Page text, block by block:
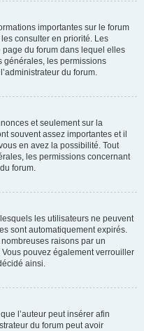
importantes sur le forum
consulter en priorité. Les
du forum dans lequel elles
générales, les permissions
du forum.
et seulement sur la
souvent assez importantes et il
en avez la possibilité. Tout
les permissions concernant
forum.
les utilisateurs ne peuvent
sont automatiquement expirés.
raisons par un
pouvez également verrouiller
ainsi.
l’auteur peut insérer afin
du forum peut avoir